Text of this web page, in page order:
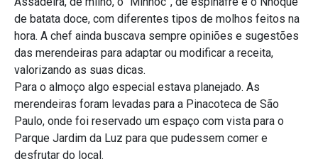
de batata doce, com diferentes tipos de molhos feitos na
hora. A chef ainda buscava sempre opiniões e sugestões
das merendeiras para adaptar ou modificar a receita,
valorizando as suas dicas.
Para o almoço algo especial estava planejado. As
merendeiras foram levadas para a Pinacoteca de São
Paulo, onde foi reservado um espaço com vista para o
Parque Jardim da Luz para que pudessem comer e
desfrutar do local.